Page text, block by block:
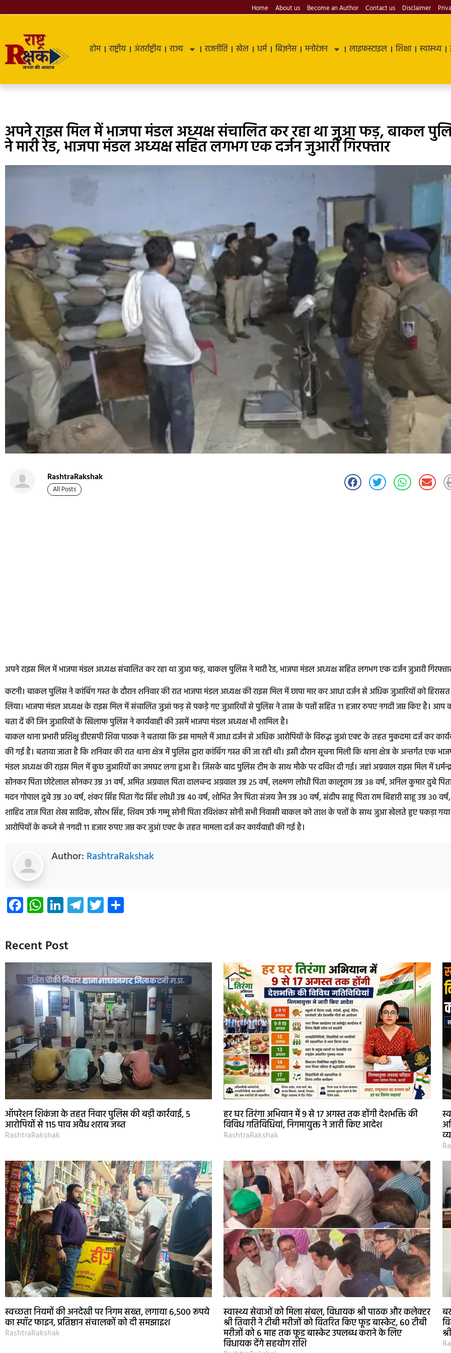
Home About us Become an Author Contact us Disclaimer
होम राष्ट्रीय अंतर्राष्ट्रीय राज्य राजनीति खेल धर्म बिज़नेस मनोरंजन लाइफस्टाइल शिक्षा स्वास्थ्य
अपने राइस मिल में भाजपा मंडल अध्यक्ष संचालित कर रहा था जुआ फड़, बाकल
ने मारी रेड, भाजपा मंडल अध्यक्ष सहित लगभग एक दर्जन जुआरी गिरफ्तार
RashtraRakshak
All Posts
अपने राइस मिल में भाजपा मंडल अध्यक्ष संचालित कर रहा था जुआ फड़, बाकल पुलिस ने मारी रेड, भाजपा मंडल अध्यक्ष सहित लगभग एक दर्जन जुआरी
कटनी। बाकल पुलिस ने कांबिंग गस्त के दौरान शनिवार की रात भाजपा मंडल अध्यक्ष की राइस मिल में छापा मार कर आधा दर्जन से अधिक जुआरियों को
लिया। भाजपा मंडल अध्यक्ष के राइस मिल में संचालित जुआं फड़ से पकड़े गए जुआरियों से पुलिस ने तास के पत्तों सहित 11 हजार रुपए नगदी जप्त किए है। आप
बता दें की जिन जुआरियों के खिलाफ पुलिस ने कार्यवाही की उसमें भाजपा मंडल अध्यक्ष भी शामिल है।
बाकल थाना प्रभारी प्रशिक्षु डीएसपी शिवा पाठक ने बताया कि इस मामले में आधा दर्जन से अधिक आरोपियों के विरुद्ध जुआं एक्ट के तहत मुकदमा दर्ज कर
की गई है। बताया जाता है कि शनिवार की रात थाना क्षेत्र में पुलिस द्वारा कांबिंग गस्त की जा रही थी। इसी दौरान सूचना मिली कि थाना क्षेत्र के अन्तर्गत एक
मंडल अध्यक्ष की राइस मिल में कुछ जुआरियों का जमघट लगा हुआ है। जिसके बाद पुलिस टीम के साथ मौके पर दविश दी गई। जहां अग्रवाल राइस मिल में
सोनकर पिता छोटेलाल सोनकर उम्र 31 वर्ष, अमित अग्रवाल पिता दालचन्द अग्रवाल उम्र 25 वर्ष, लक्ष्मण लोधी पिता कालूराम उम्र 38 वर्ष, अनिल कुमार दुबे
मदन गोपाल दुबे उम्र 30 वर्ष, शंकर सिंह पिता गेंद सिंह लोधी उम्र 40 वर्ष, शोभित जैन पिता संजय जैन उम्र 30 वर्ष, संदीप साहू पिता राम बिहारी साहू उम्र 30 वर्ष,
शाहिद ताज पिता शेख सादिक, सौरभ सिंह, शिवम उर्फ गम्मू सोनी पिता रविशंकर सोनी सभी निवासी बाकल को ताश के पत्तों के साथ जुआ खेलते हुए पकड़ा
आरोपियों के कब्जे से नगदी 11 हजार रुपए जप्त कर जुआं एक्ट के तहत मामला दर्ज कर कार्यवाही की गई है।
Author: RashtraRakshak
Facebook
WhatsApp
LinkedIn
Telegram
Twitter
Recent Post
ऑपरेशन शिकंजा के तहत निवार पुलिस की बड़ी कार्रवाई, 5
आरोपियों से 115 पाव अवैध शराब जब्त
RashtraRakshak
हर घर तिरंगा अभियान में 9 से 17 अगस्त तक होंगी देशभक्ति की
विविध गतिविधियां, निगमायुक्त ने जारी किए आदेश
RashtraRakshak
स्वच्छता नियमों की अनदेखी पर निगम सख्त, लगाया 6,500 रूपये
का स्पॉट फाइन, प्रतिष्ठान संचालकों को दी समझाइश
RashtraRakshak
स्वास्थ्य सेवाओं को मिला संबल, विधायक श्री पाठक और कलेक्टर
श्री तिवारी ने टीबी मरीजों को वितरित किए फूड बास्केट, 60 टीबी
मरीजों को 6 माह तक फूड बास्केट उपलब्ध कराने के लिए
विधायक देंगे सहयोग राशि